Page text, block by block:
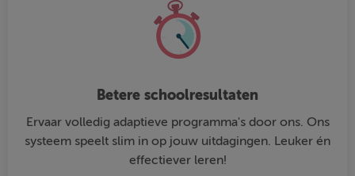
Betere schoolresultaten
Ervaar volledig adaptieve programma's door ons. Ons
systeem speelt slim in op jouw uitdagingen. Leuker én
effectiever leren!